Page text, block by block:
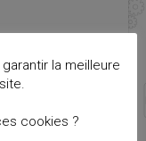
la meilleure
cookies ?